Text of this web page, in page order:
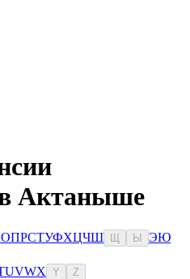
Актаныше
ОПРСТУФХЦЧШ Ы ЭЮ
UVWX Y Z